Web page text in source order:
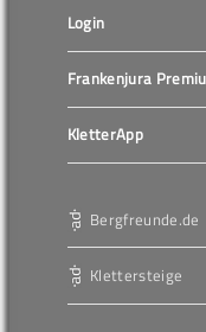
Login
Frankenjura
KletterApp
Bergfreunde.de
Klettersteige